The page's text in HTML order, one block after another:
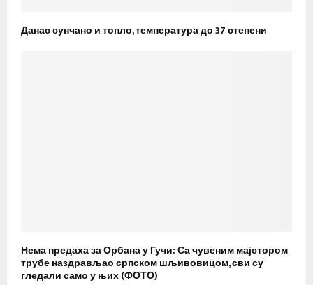
Данас сунчано и топло, температура до 37 степени
Нема предаха за Орбана у Гучи: Са чувеним мајстором
трубе наздрављао српском шљивовицом, сви су
гледали само у њих (ФОТО)